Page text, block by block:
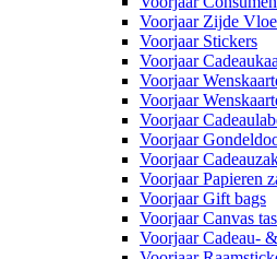
Voorjaar Zijde
Voorjaar Stickers
Voorjaar
Voorjaar
Voorjaar
Voorjaar
Voorjaar
Voorjaar
Voorjaar Papieren
Voorjaar Gift bags
Voorjaar Canvas
Voorjaar Cadeau-